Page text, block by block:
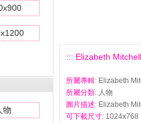
物
::: Elizabeth
所屬專輯: Elizabeth
所屬分類: 人物
圖片描述: Elizabeth
可下載尺寸: